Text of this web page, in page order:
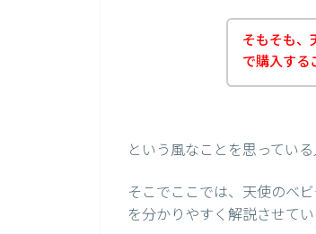
そもそも、
で購入する
という風なことを思ってい
そこでここでは、天使のベ
を分かりやすく解説させてい